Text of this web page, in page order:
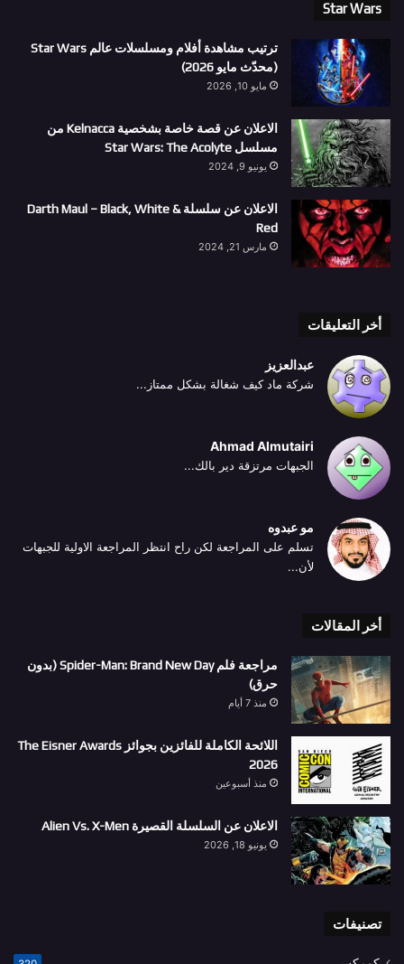
Star Wars
ترتيب مشاهدة أفلام ومسلسلات عالم Star Wars
(محدّث مايو 2026)
مايو 10, 2026
الاعلان عن قصة خاصة بشخصية Kelnacca من
مسلسل Star Wars: The Acolyte
يونيو 9, 2024
الاعلان عن سلسلة Darth Maul – Black, White &
Red
مارس 21, 2024
أخر التعليقات
عبدالعزيز
شركة ماد كيف شغالة بشكل ممتاز...
Ahmad Almutairi
الجبهات مرتزقة دير بالك...
مو عبدوه
تسلم على المراجعة لكن راح انتظر المراجعة الاولية للجبهات
لأن...
أخر المقالات
مراجعة فلم Spider-Man: Brand New Day (بدون
حرق)
منذ 7 أيام
اللائحة الكاملة للفائزين بجوائز The Eisner Awards
2026
منذ أسبوعين
الاعلان عن السلسلة القصيرة Alien Vs. X-Men
يونيو 18, 2026
تصنيفات